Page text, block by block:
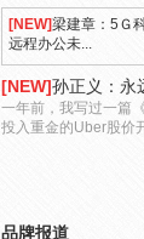
[NEW]梁建章：5Ｇ
远程办公未...
[NEW]孙正义：永
一年前，我写过一篇
投入重金的Uber股价
品牌报道